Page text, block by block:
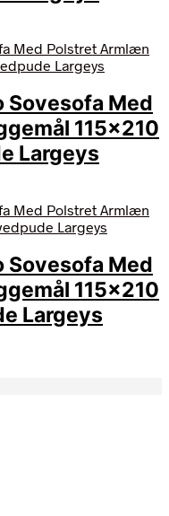
Sovesofa Med
115×210
Largeys
Sovesofa Med
115×210
Largeys